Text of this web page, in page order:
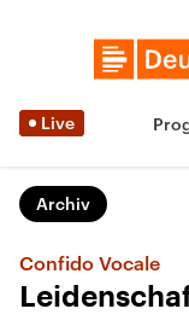
Live
Archiv
Confido Vocale